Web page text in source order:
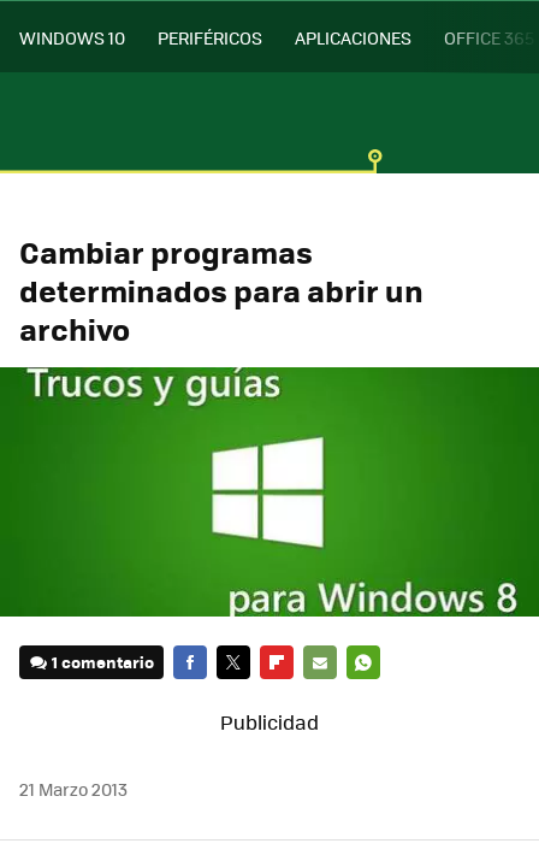
WINDOWS 10 PERIFÉRICOS APLICACIONES OFFICE 365
Cambiar programas
determinados para abrir un
archivo
1 comentario
MAIL
21 Marzo 2013